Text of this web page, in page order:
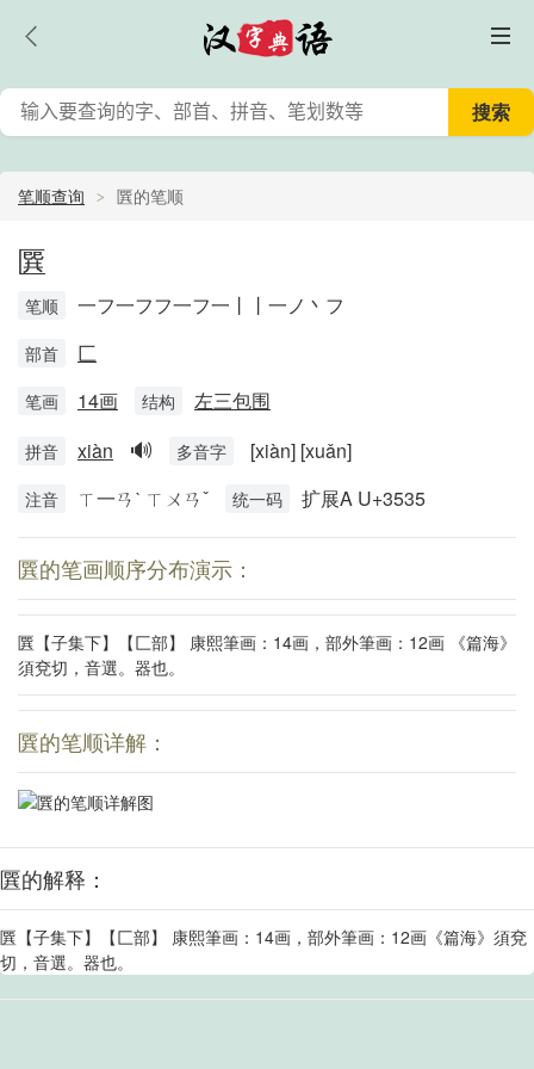
笔顺查询 㔵的笔顺
㔵
笔顺 一フ一フフ一フ一丨丨一ノ丶フ
部首 匚
笔画 14画 结构 左三包围
拼音 xiàn 🔊 多音字 [xiàn] [xuǎn]
注音 ㄒ一ㄢˋ ㄒㄨㄢˇ 统一码 扩展A U+3535
㔵的笔画顺序分布演示：
㔵【子集下】【匚部】 康熙筆画：14画，部外筆画：12画 《篇海》
須兗切，音選。器也。
㔵的笔顺详解：
㔵的解释：
㔵【子集下】【匚部】 康熙筆画：14画，部外筆画：12画《篇海》須兗
切，音選。器也。